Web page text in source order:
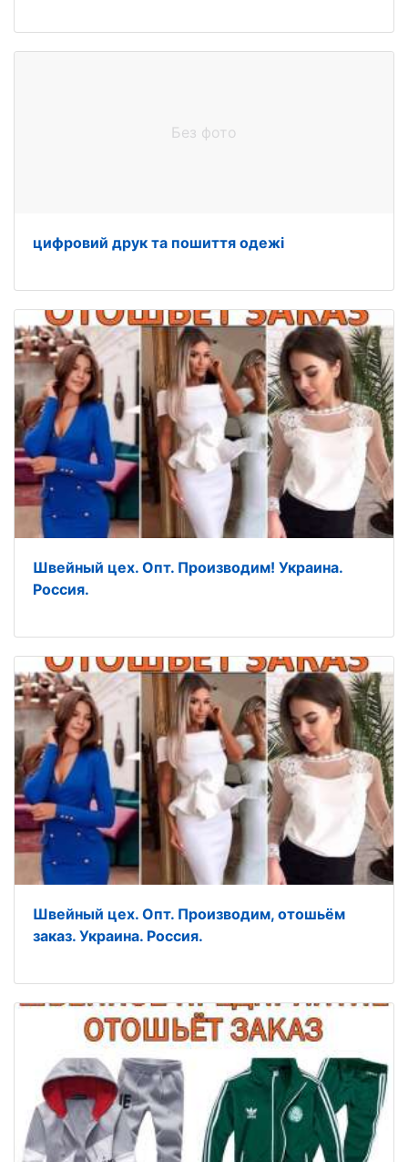
Без фото
цифровий друк та пошиття одежі
Швейный цех. Oпт. Прoизвoдим! Украина.
Рoссия.
Швeйный цeх. Опт. Производим, отошьём
заказ. Украина. Россия.